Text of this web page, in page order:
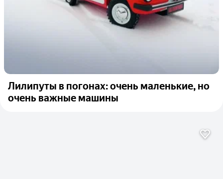
Лилипуты в погонах: очень маленькие, но
очень важные машины